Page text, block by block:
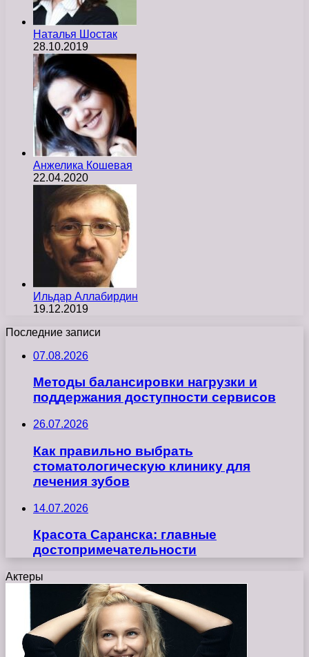
Наталья Шостак
28.10.2019
Анжелика Кошевая
22.04.2020
Ильдар Аллабирдин
19.12.2019
Последние записи
07.08.2026
Методы балансировки нагрузки и
поддержания доступности сервисов
26.07.2026
Как правильно выбрать
стоматологическую клинику для
лечения зубов
14.07.2026
Красота Саранска: главные
достопримечательности
Актеры